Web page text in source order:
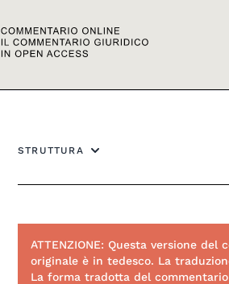
STRUTTURA
ATTENZIONE: Questa versione
originale è in tedesco. La
La forma tradotta del